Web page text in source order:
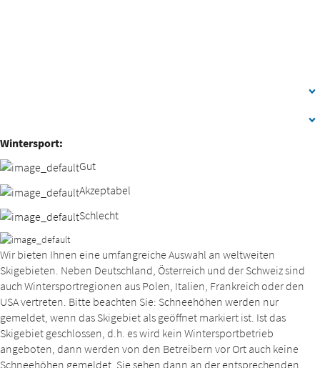
Wintersport:
Gut
Akzeptabel
Schlecht
Wir bieten Ihnen eine umfangreiche Auswahl an weltweiten
Skigebieten. Neben Deutschland, Österreich und der Schweiz sind
auch Wintersportregionen aus Polen, Italien, Frankreich oder den
USA vertreten. Bitte beachten Sie: Schneehöhen werden nur
gemeldet, wenn das Skigebiet als geöffnet markiert ist. Ist das
Skigebiet geschlossen, d.h. es wird kein Wintersportbetrieb
angeboten, dann werden von den Betreibern vor Ort auch keine
Schneehöhen gemeldet. Sie sehen dann an der entsprechenden